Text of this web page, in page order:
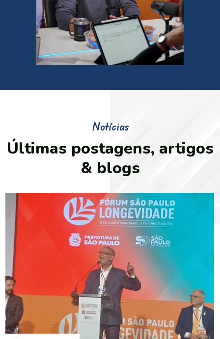
Notícias
Últimas postagens, artigos
& blogs